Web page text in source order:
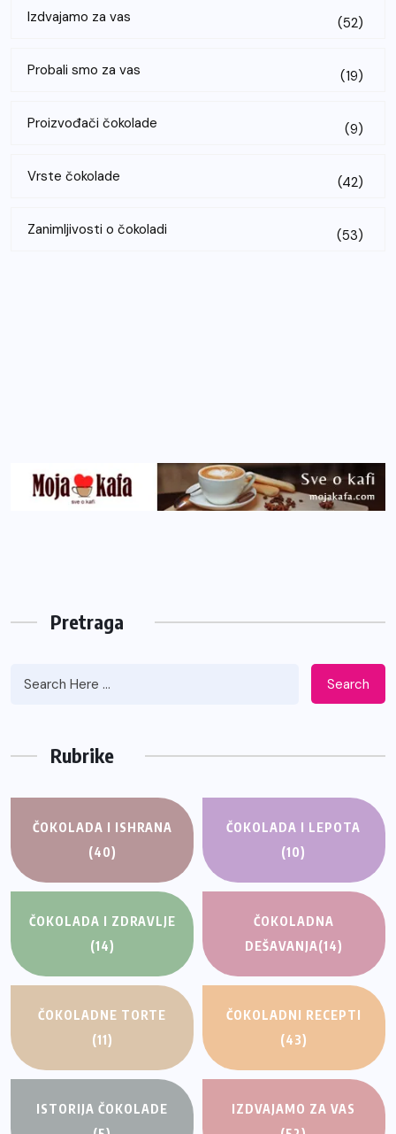
Izdvajamo za vas (52)
Probali smo za vas (19)
Proizvođači čokolade (9)
Vrste čokolade (42)
Zanimljivosti o čokoladi (53)
Pretraga
Search
Rubrike
ČOKOLADA I ISHRANA
(40)
ČOKOLADA I LEPOTA
(10)
ČOKOLADA I ZDRAVLJE
(14)
ČOKOLADNA
DEŠAVANJA(14)
ČOKOLADNE TORTE
(11)
ČOKOLADNI RECEPTI
(43)
ISTORIJA ČOKOLADE
IZDVAJAMO ZA VAS